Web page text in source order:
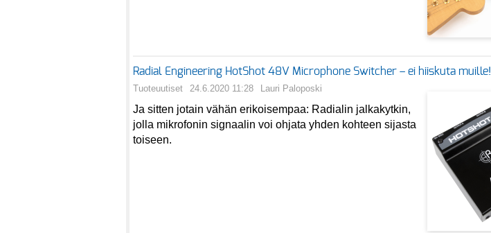
Radial Engineering HotShot 48V Microphone Switcher – ei hiiskuta muille!
Tuoteuutiset 24.6.2020 11:28 Lauri Paloposki
Ja sitten jotain vähän erikoisempaa: Radialin jalkakytkin,
jolla mikrofonin signaalin voi ohjata yhden kohteen sijasta
toiseen.